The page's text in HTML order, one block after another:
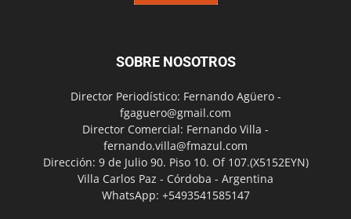
SOBRE NOSOTROS
Director Periodístico: Fernando Agüero -
fgaguero@gmail.com
Director Comercial: Fernando Villa -
fernando.villa@fmazul.com
Dirección: 9 de Julio 90. Piso 10. Of 107.(X5152EYN)
Villa Carlos Paz - Córdoba - Argentina
WhatsApp: +5493541585147